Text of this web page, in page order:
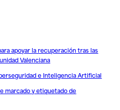
apoyar la recuperación tras las
Valenciana
e Inteligencia Artificial
marcado y etiquetado de